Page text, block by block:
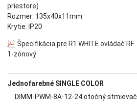
Jednofarebné SINGLE COLOR
DIMM-PWM-8A-12-24 otočný stmievač
priestore)
Rozmer: 135x40x11mm
Krytie: IP20
Špecifikácia pre R1 WHITE ovládač RF
1-zónový